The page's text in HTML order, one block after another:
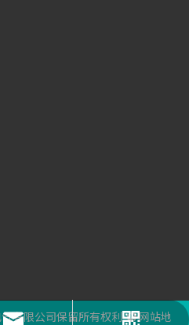
号码
邮箱
维码
有限公司保留所有权利 网站地